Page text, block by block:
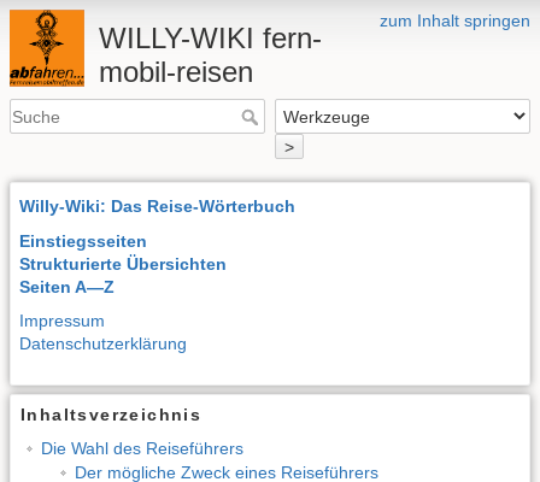
zum Inhalt springen
WILLY-WIKI fern-
mobil-reisen
>
Willy-Wiki: Das Reise-Wörterbuch
Einstiegsseiten
Strukturierte Übersichten
Seiten A—Z
Impressum
Datenschutzerklärung
Inhaltsverzeichnis
Die Wahl des Reiseführers
Der mögliche Zweck eines Reiseführers